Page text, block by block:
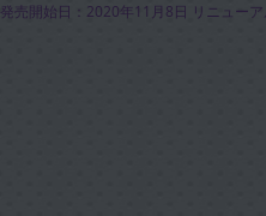
発売開始日：2020年11月8日 リニュー